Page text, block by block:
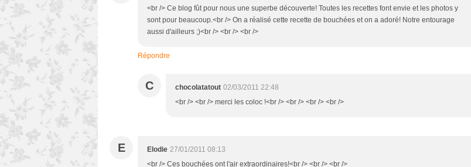
<br /> Ce blog fût pour nous une superbe découverte! Toutes les recettes font envie et les photos y
sont pour beaucoup.<br /> On a réalisé cette recette de bouchées et on a adoré! Notre entourage
aussi d'ailleurs ;)<br /> <br /> <br />
Répondre
C chocolatatout 02/03/2011 22:48
<br /> <br /> merci les coloc !<br /> <br /> <br /> <br />
E Elodie 27/01/2011 08:13
<br /> Ces bouchées ont l'air extraordinaires!<br /> <br /> <br />